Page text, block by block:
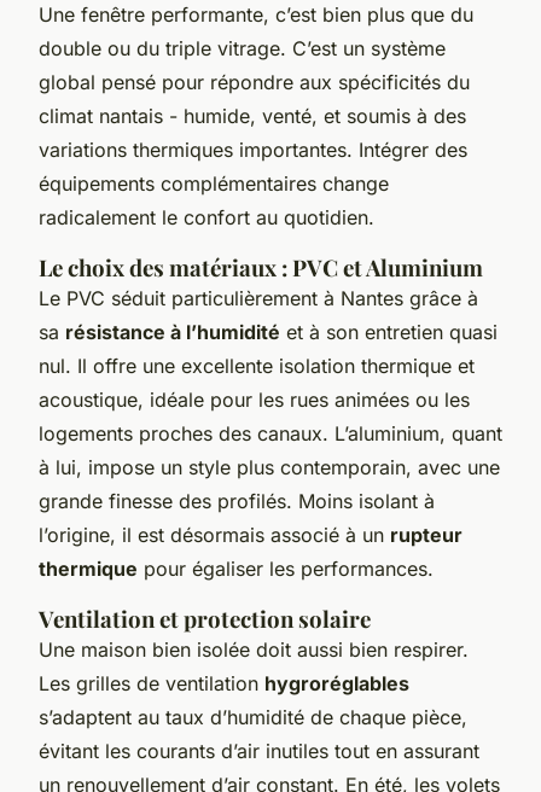
Une fenêtre performante, c’est bien plus que du
double ou du triple vitrage. C’est un système
global pensé pour répondre aux spécificités du
climat nantais - humide, venté, et soumis à des
variations thermiques importantes. Intégrer des
équipements complémentaires change
radicalement le confort au quotidien.
Le choix des matériaux : PVC et Aluminium
Le PVC séduit particulièrement à Nantes grâce à
sa résistance à l’humidité et à son entretien quasi
nul. Il offre une excellente isolation thermique et
acoustique, idéale pour les rues animées ou les
logements proches des canaux. L’aluminium, quant
à lui, impose un style plus contemporain, avec une
grande finesse des profilés. Moins isolant à
l’origine, il est désormais associé à un rupteur
thermique pour égaliser les performances.
Ventilation et protection solaire
Une maison bien isolée doit aussi bien respirer.
Les grilles de ventilation hygroréglables
s’adaptent au taux d’humidité de chaque pièce,
évitant les courants d’air inutiles tout en assurant
un renouvellement d’air constant. En été, les volets